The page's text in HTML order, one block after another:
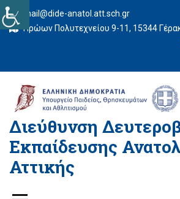
mail@dide-anatol.att.sch.gr
Ηρώων Πολυτεχνείου 9-11, 15344
Διεύθυνση
Εκπαίδευσης
Αττικής